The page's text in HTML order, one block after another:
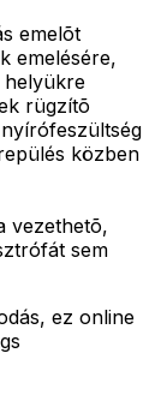
emelõt
emelésére,
helyükre
rügzítõ
közben
vezethetõ,
sem
ez online